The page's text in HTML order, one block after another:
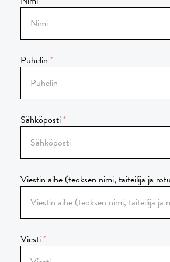
Puhelin
Sähköposti
Viestin aihe (teoksen nimi, taiteilija ja
Viesti